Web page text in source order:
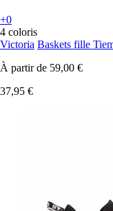
+0
4 coloris
Victoria Baskets fille
À partir de 59,00 €
37,95 €